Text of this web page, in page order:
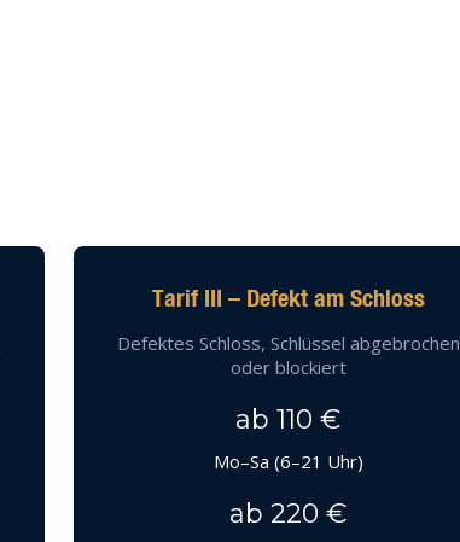
Tarif III – Defekt am Schloss
Defektes Schloss, Schlüssel abgebrochen
oder blockiert
ab 110 €
Mo–Sa (6–21 Uhr)
ab 220 €